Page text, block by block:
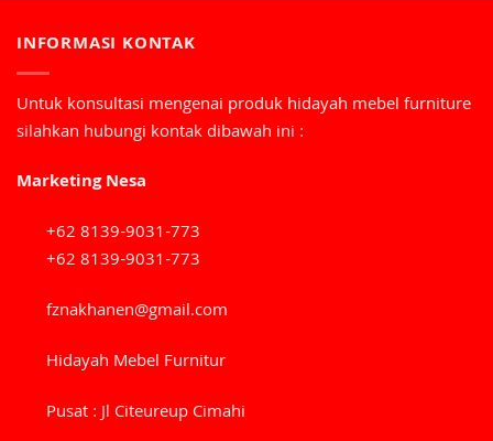
INFORMASI KONTAK
Untuk konsultasi mengenai produk hidayah mebel furniture
silahkan hubungi kontak dibawah ini :
Marketing Nesa
+62 8139-9031-773
+62 8139-9031-773
fznakhanen@gmail.com
Hidayah Mebel Furnitur
Pusat : Jl Citeureup Cimahi